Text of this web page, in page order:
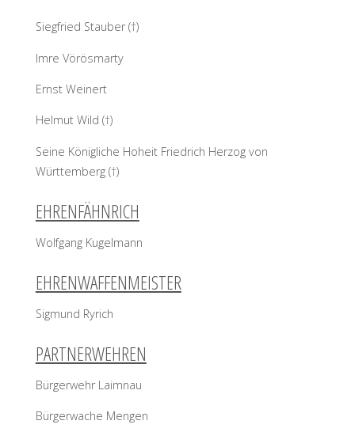
Siegfried Stauber (†)
Imre Vörösmarty
Ernst Weinert
Helmut Wild (†)
Seine Königliche Hoheit Friedrich Herzog von
Württemberg (†)
EHRENFÄHNRICH
Wolfgang Kugelmann
EHRENWAFFENMEISTER
Sigmund Ryrich
PARTNERWEHREN
Bürgerwehr Laimnau
Bürgerwache Mengen